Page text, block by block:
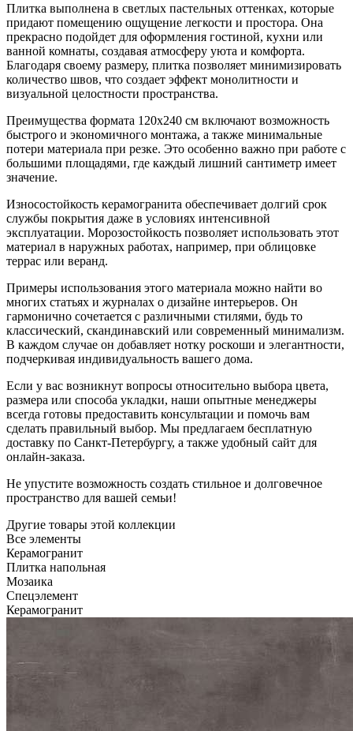
Плитка выполнена в светлых пастельных оттенках, которые
придают помещению ощущение легкости и простора. Она
прекрасно подойдет для оформления гостиной, кухни или
ванной комнаты, создавая атмосферу уюта и комфорта.
Благодаря своему размеру, плитка позволяет минимизировать
количество швов, что создает эффект монолитности и
визуальной целостности пространства.
Преимущества формата 120х240 см включают возможность
быстрого и экономичного монтажа, а также минимальные
потери материала при резке. Это особенно важно при работе с
большими площадями, где каждый лишний сантиметр имеет
значение.
Износостойкость керамогранита обеспечивает долгий срок
службы покрытия даже в условиях интенсивной
эксплуатации. Морозостойкость позволяет использовать этот
материал в наружных работах, например, при облицовке
террас или веранд.
Примеры использования этого материала можно найти во
многих статьях и журналах о дизайне интерьеров. Он
гармонично сочетается с различными стилями, будь то
классический, скандинавский или современный минимализм.
В каждом случае он добавляет нотку роскоши и элегантности,
подчеркивая индивидуальность вашего дома.
Если у вас возникнут вопросы относительно выбора цвета,
размера или способа укладки, наши опытные менеджеры
всегда готовы предоставить консультации и помочь вам
сделать правильный выбор. Мы предлагаем бесплатную
доставку по Санкт-Петербургу, а также удобный сайт для
онлайн-заказа.
Не упустите возможность создать стильное и долговечное
пространство для вашей семьи!
Другие товары этой коллекции
Все элементы
Керамогранит
Плитка напольная
Мозаика
Спецэлемент
Керамогранит